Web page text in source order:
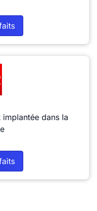
implantée dans la